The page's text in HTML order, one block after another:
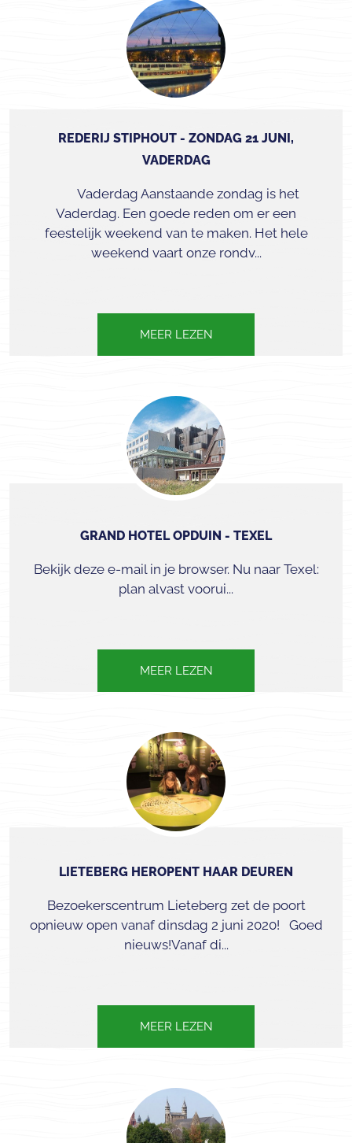
REDERIJ STIPHOUT - ZONDAG 21 JUNI,
VADERDAG
Vaderdag Aanstaande zondag is het
Vaderdag. Een goede reden om er een
feestelijk weekend van te maken. Het hele
weekend vaart onze rondv...
MEER LEZEN
GRAND HOTEL OPDUIN - TEXEL
Bekijk deze e-mail in je browser. Nu naar Texel:
plan alvast voorui...
MEER LEZEN
LIETEBERG HEROPENT HAAR DEUREN
Bezoekerscentrum Lieteberg zet de poort
opnieuw open vanaf dinsdag 2 juni 2020! Goed
nieuws!Vanaf di...
MEER LEZEN